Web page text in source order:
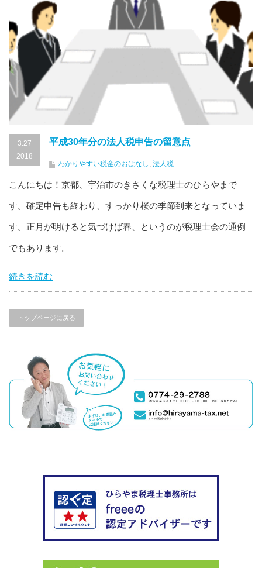
3.27
2018
平成30年分の法人税申告の留意点
わかりやすい税金のおはなし 法人税
こんにちは！京都、宇治市のきさくな税理士のひらやまで
す。確定申告も終わり、すっかり桜の季節到来となっていま
す。正月が明けると気づけば春、というのが税理士会の通例
でもあります。
続きを読む
トップページに戻る